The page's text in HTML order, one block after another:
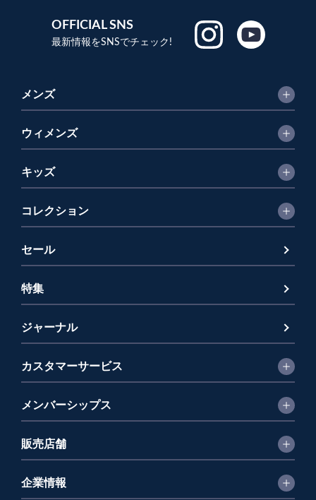
OFFICIAL SNS
最新情報をSNSでチェック!
メンズ
ウィメンズ
キッズ
コレクション
セール
特集
ジャーナル
カスタマーサービス
メンバーシップス
販売店舗
企業情報